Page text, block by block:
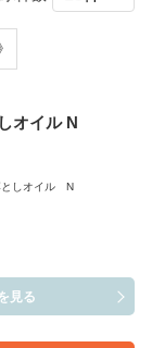
オイル N
しオイル N
見る